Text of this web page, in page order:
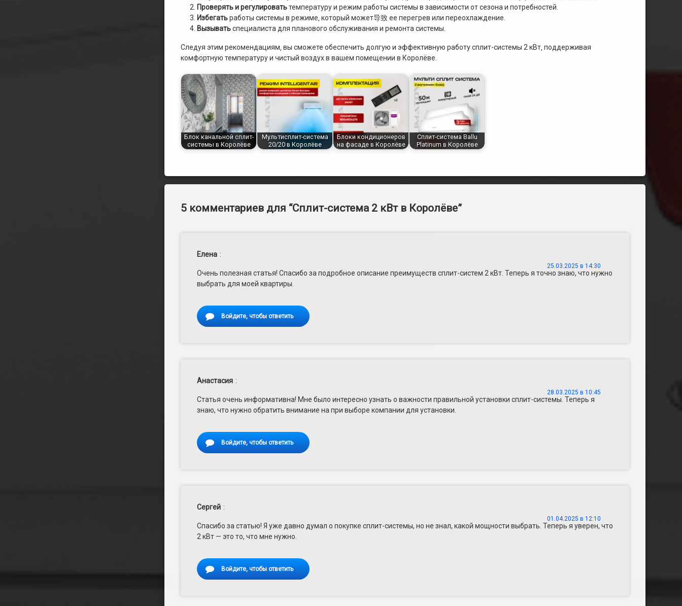
Проверять и регулироватьтемпературу и режим работы системы в зависимости от сезона и потребностей.
Избегатьработы системы в режиме‚ который может导致 ее перегрев или переохлаждение.
Вызыватьспециалиста для планового обслуживания и ремонта системы.
Следуя этим рекомендациям‚ вы сможете обеспечить долгую и эффективную работу сплит-системы 2 кВт‚ поддерживая
комфортную температуру и чистый воздух в вашем помещении в Королёве.
Блок канальной сплит-
системы в Королёве
Мультисплит-система
20/20 в Королёве
Блоки кондиционеров
на фасаде в Королёве
Сплит-система Ballu
Platinum в Королёве
5 комментариев для “Сплит-система 2 кВт в Королёве”
Елена :
25.03.2025 в 14:30
Очень полезная статья! Спасибо за подробное описание преимуществ сплит-систем 2 кВт. Теперь я точно знаю, что нужно
выбрать для моей квартиры.
Войдите, чтобы ответить
Анастасия :
28.03.2025 в 10:45
Статья очень информативна! Мне было интересно узнать о важности правильной установки сплит-системы. Теперь я
знаю, что нужно обратить внимание на при выборе компании для установки.
Войдите, чтобы ответить
Сергей :
01.04.2025 в 12:10
Спасибо за статью! Я уже давно думал о покупке сплит-системы, но не знал, какой мощности выбрать. Теперь я уверен, что
2 кВт — это то, что мне нужно.
Войдите, чтобы ответить